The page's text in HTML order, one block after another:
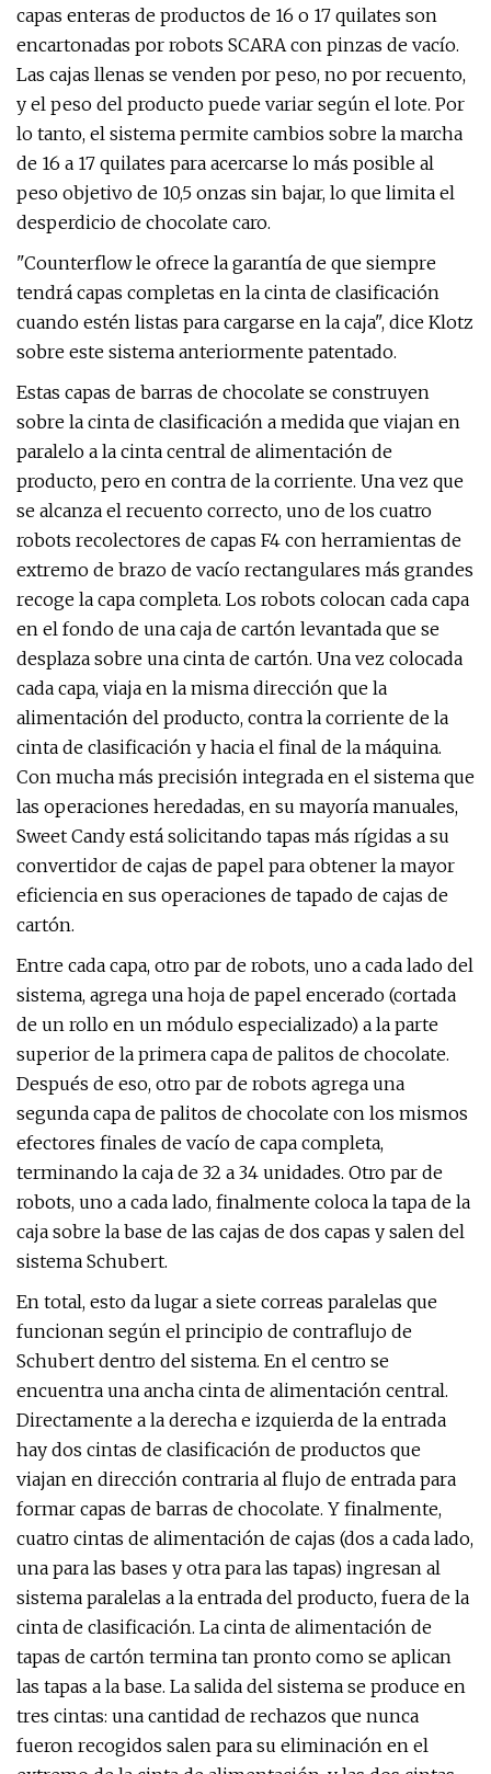
capas enteras de productos de 16 o 17 quilates son
encartonadas por robots SCARA con pinzas de vacío.
Las cajas llenas se venden por peso, no por recuento,
y el peso del producto puede variar según el lote. Por
lo tanto, el sistema permite cambios sobre la marcha
de 16 a 17 quilates para acercarse lo más posible al
peso objetivo de 10,5 onzas sin bajar, lo que limita el
desperdicio de chocolate caro.
"Counterflow le ofrece la garantía de que siempre
tendrá capas completas en la cinta de clasificación
cuando estén listas para cargarse en la caja", dice Klotz
sobre este sistema anteriormente patentado.
Estas capas de barras de chocolate se construyen
sobre la cinta de clasificación a medida que viajan en
paralelo a la cinta central de alimentación de
producto, pero en contra de la corriente. Una vez que
se alcanza el recuento correcto, uno de los cuatro
robots recolectores de capas F4 con herramientas de
extremo de brazo de vacío rectangulares más grandes
recoge la capa completa. Los robots colocan cada capa
en el fondo de una caja de cartón levantada que se
desplaza sobre una cinta de cartón. Una vez colocada
cada capa, viaja en la misma dirección que la
alimentación del producto, contra la corriente de la
cinta de clasificación y hacia el final de la máquina.
Con mucha más precisión integrada en el sistema que
las operaciones heredadas, en su mayoría manuales,
Sweet Candy está solicitando tapas más rígidas a su
convertidor de cajas de papel para obtener la mayor
eficiencia en sus operaciones de tapado de cajas de
cartón.
Entre cada capa, otro par de robots, uno a cada lado del
sistema, agrega una hoja de papel encerado (cortada
de un rollo en un módulo especializado) a la parte
superior de la primera capa de palitos de chocolate.
Después de eso, otro par de robots agrega una
segunda capa de palitos de chocolate con los mismos
efectores finales de vacío de capa completa,
terminando la caja de 32 a 34 unidades. Otro par de
robots, uno a cada lado, finalmente coloca la tapa de la
caja sobre la base de las cajas de dos capas y salen del
sistema Schubert.
En total, esto da lugar a siete correas paralelas que
funcionan según el principio de contraflujo de
Schubert dentro del sistema. En el centro se
encuentra una ancha cinta de alimentación central.
Directamente a la derecha e izquierda de la entrada
hay dos cintas de clasificación de productos que
viajan en dirección contraria al flujo de entrada para
formar capas de barras de chocolate. Y finalmente,
cuatro cintas de alimentación de cajas (dos a cada lado,
una para las bases y otra para las tapas) ingresan al
sistema paralelas a la entrada del producto, fuera de la
cinta de clasificación. La cinta de alimentación de
tapas de cartón termina tan pronto como se aplican
las tapas a la base. La salida del sistema se produce en
tres cintas: una cantidad de rechazos que nunca
fueron recogidos salen para su eliminación en el